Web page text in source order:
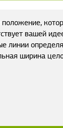
вашей
линии
ширина